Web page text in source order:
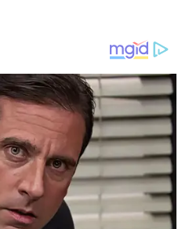
পর এবার কেন্দ্রের
চালু হওয়ার
মধ্যেই সবচেয়ে বেশি
বিশ্বকর্মা যোজনা’